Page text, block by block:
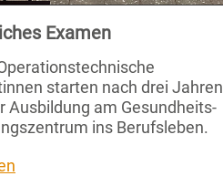
Examen
starten nach drei Jahren
Ausbildung am Gesundheits-
ins Berufsleben.